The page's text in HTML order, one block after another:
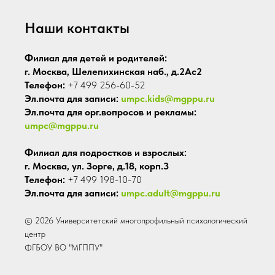
Наши контакты
Филиал для детей и родителей:
г. Москва, Шелепихинская наб., д.2Ас2
Телефон: +7 499 256-60-52
Эл.почта для записи: umpc.kids@mgppu.ru
Эл.почта для орг.вопросов и рекламы:
umpc@mgppu.ru
Филиал для подростков и взрослых:
г. Москва, ул. Зорге, д.18, корп.3
Телефон: +7 499 198-10-70
Эл.почта для записи: umpc.adult@mgppu.ru
© 2026 Университетский многопрофильный психологический
центр
ФГБОУ ВО "МГППУ"